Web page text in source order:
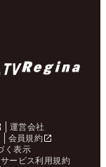
運営会社
会員規約
く表示
ービス利用規約